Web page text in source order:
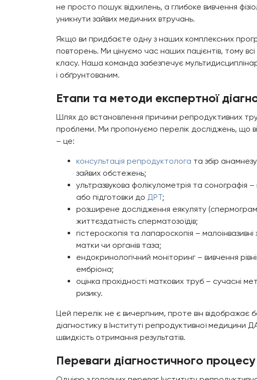
не просто пошук відхилень, а глибоке вивчення
уникнути зайвих медичних втручань.
Якщо ви придбаєте одну з наших комплексних
повторень. Ми цінуємо час наших пацієнтів, тому
класу. Наша команда забезпечує
і обґрунтованим.
Етапи та методи експертної
Шлях до встановлення причини репродуктивних
проблеми. Ми пропонуємо перелік досліджень, що
– це:
консультація репродуктолога та збір
зайвих обстежень;
ультразвукова фолікулометрія та сонографія
або підготовки до ДРТ;
розширене дослідження еякуляту
життєздатність сперматозоїдів;
гістероскопія та лапароскопія –
матки чи органів таза;
ендокринологічний моніторинг – вивчення
ембріона;
оцінка прохідності маткових труб – сучасні
ризику.
Цей перелік не є вичерпним, проте він відображає
діагностику в Інституті репродуктивної медицини
швидкість отримання результатів.
Переваги діагностичного